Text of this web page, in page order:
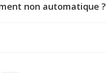
non automatique ?